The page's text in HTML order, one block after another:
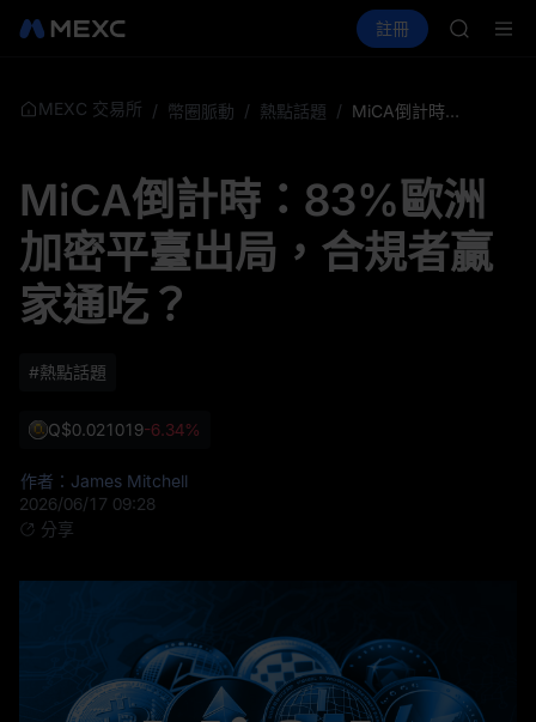
SPCX 理財 活
註冊
SKYAI
MEXC 交易所 / 幣圈脈動 / 熱點話題 / MiCA倒計時：83%歐洲加密平臺出局，合規者贏家通吃？
MiCA倒計時：83%歐洲
加密平臺出局，合規者贏
家通吃？
#熱點話題
Q$0.021019-6.34%
作者：James Mitchell
2026/06/17 09:28
分享